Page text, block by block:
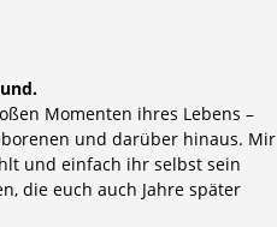
Momenten ihres Lebens –
und darüber hinaus. Mir
und einfach ihr selbst sein
die euch auch Jahre später